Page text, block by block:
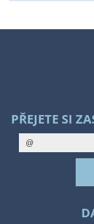
PŘEJETE SI